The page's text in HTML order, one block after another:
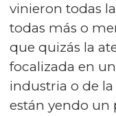
vinieron todas
todas más o
que quizás la
focalizada en
industria o de la
están yendo un